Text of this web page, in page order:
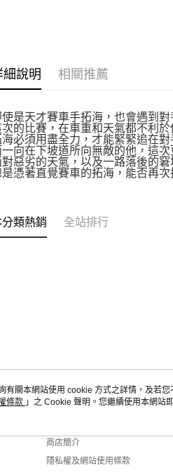
細說明 相關推薦
使是天才賽車手拓海，也會遇到對
次的比賽，在車重和天氣都不利於
海必須用盡全力，才能緊緊追在對
一向在下坡道所向無敵的他，這次
對惡劣的天氣，以及一路落後的窘
是憑著直覺賽車的拓海，能否再次
分類熱銷 全站排行
關於我們
商店簡介
隱私權及網站使用條款
有關本網站使用 cookie 方式之詳情，及若
條款 」之 Cookie 聲明。您繼續使用本網站